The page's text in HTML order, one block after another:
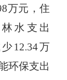
万元，住
水 支出
12.34万
环保支出